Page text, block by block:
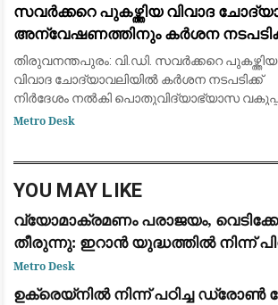
സസ്പെൻഡ് ചെയ്യാൻ നിർദ്ദേശം. ലാൻഡ്
റവന്യൂ
സവർക്കറെ പുകഴ്ത്തിയ വിവാദ
അന്വേഷണത്തിനും കർശന
നൽകി വിദ്യാഭ്യാസ മന്ത്രി എൻ.
തിരുവനന്തപുരം: വി.ഡി. സവർക്കറെ പുകഴ്ത്തിയ
വിവാദ ചോദ്യാവലിയിൽ കർശന നടപടിക്ക്
നിർദേശം നൽകി പൊതുവിദ്യാഭ്യാസ
മന്ത്രി എൻ. ഷംസുദ്ദീൻ. അന്വേഷണം നടത്തി
Metro Desk
YOU MAY LIKE
വ്യോമാക്രമണം പരാജയം,
തീരുന്നു: ഇറാൻ യുദ്ധത്തിൽ നിന്ന്
വഴിതേടി അമേരിക്കൻ സൈനിക
Metro Desk
ഉക്രെയ്നിൽ നിന്ന് പഠിച്ച ഡ്രോൺ